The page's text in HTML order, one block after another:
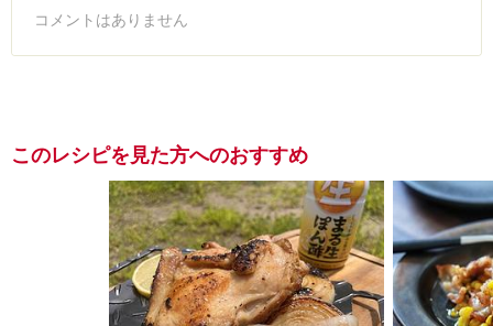
コメントはありません
このレシピを見た方へのおすすめ